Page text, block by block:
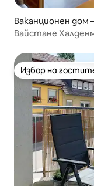
Ваканционен дом
Вайстане
Избор на
Избор на